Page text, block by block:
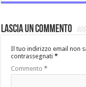
Lascia un commento
Il tuo indirizzo email non
contrassegnati*
Commento*